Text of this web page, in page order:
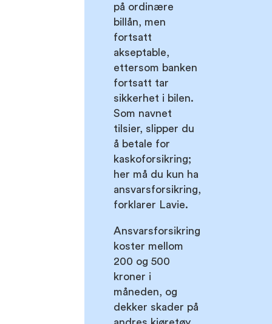
på ordinære
billån, men
fortsatt
akseptable,
ettersom banken
fortsatt tar
sikkerhet i bilen.
Som navnet
tilsier, slipper du
å betale for
kaskoforsikring;
her må du kun ha
ansvarsforsikring,
forklarer Lavie.
Ansvarsforsikring
koster mellom
200 og 500
kroner i
måneden, og
dekker skader på